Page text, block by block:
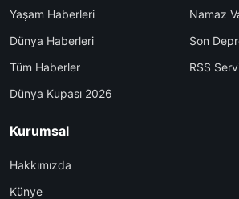
Yaşam Haberleri
Dünya Haberleri
Tüm Haberler
Dünya Kupası 2026
Namaz
Son
RSS
Kurumsal
Hakkımızda
Künye